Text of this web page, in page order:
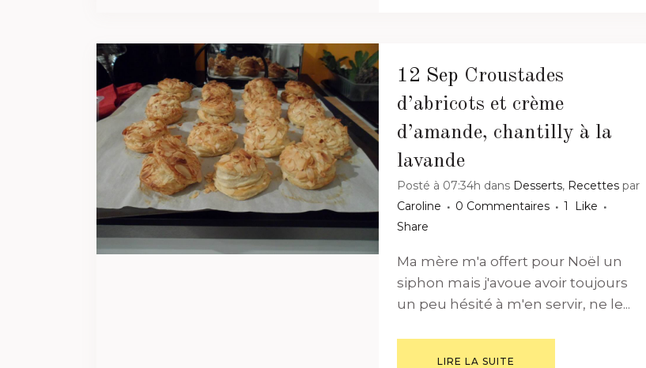
12 Sep Croustades
d’abricots et crème
d’amande, chantilly à la
lavande
Posté à 07:34h dans Desserts, Recettes par
Caroline
0 Commentaires 1
Like
Share
Ma mère m'a offert pour Noël un
siphon mais j'avoue avoir toujours
un peu hésité à m'en servir, ne le...
LIRE LA SUITE